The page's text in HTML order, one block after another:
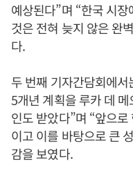
예상된다”며 “한국 시
것은 전혀 늦지 않은 완
다.
두 번째 기자간담회에
5개년 계획을 루카 데
인도 받았다”며 “앞으
이고 이를 바탕으로 큰
감을 보였다.